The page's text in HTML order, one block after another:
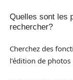
Quelles sont les
rechercher?
Cherchez des
l’édition de